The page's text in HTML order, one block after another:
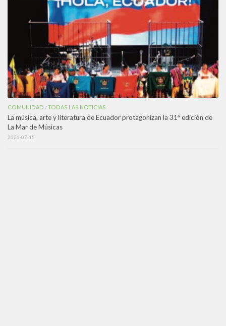
COMUNIDAD /TODAS LAS NOTICIAS
La música, arte y literatura de Ecuador protagonizan la 31ª edición de
La Mar de Músicas
2026-07-15